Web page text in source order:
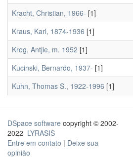
Kracht, Christian, 1966- [1]
Kraus, Karl, 1874-1936 [1]
Krog, Antjie, m. 1952 [1]
Kucinski, Bernardo, 1937- [1]
Kuhn, Thomas S., 1922-1996 [1]
DSpace software copyright © 2002-
2022 LYRASIS
Entre em contato | Deixe sua
opinião